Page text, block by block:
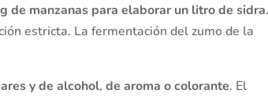
de manzanas para elaborar un litro de sidra
estricta. La fermentación del zumo de la
y de alcohol,de aroma o colorante. El